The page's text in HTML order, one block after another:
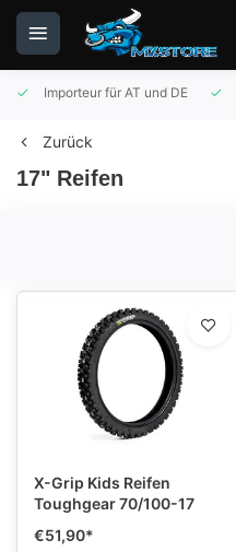
Importeur für AT und DE
Zurück
17" Reifen
X-Grip Kids Reifen
Toughgear 70/100-17
€51,90*